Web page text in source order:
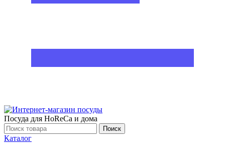
Посуда для HoReCa и дома
Поиск
Каталог